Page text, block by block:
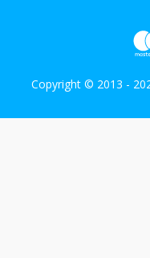
Copyright © 2013 -